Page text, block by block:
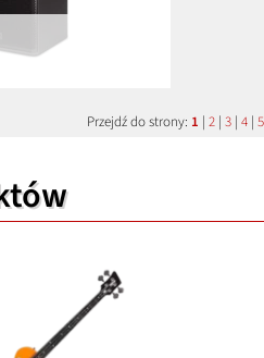
Przejdź do strony: 1 | 2 | 3 | 4 | 5